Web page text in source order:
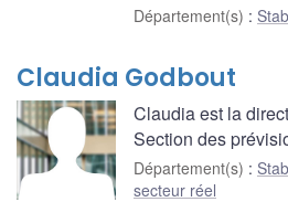
Département(s) :
Claudia Godbout
Claudia est la
Section des
Département(s) :
secteur réel